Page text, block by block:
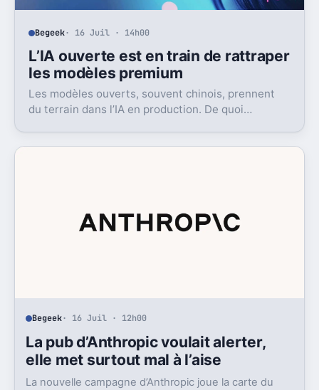
Begeek· 16 Juil · 14h00
L’IA ouverte est en train de rattraper
les modèles premium
Les modèles ouverts, souvent chinois, prennent
du terrain dans l’IA en production. De quoi
Begeek· 16 Juil · 12h00
La pub d’Anthropic voulait alerter,
elle met surtout mal à l’aise
La nouvelle campagne d’Anthropic joue la carte du